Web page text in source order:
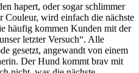
hapert, oder sogar schlimmer
Couleur, wird einfach die nächste
häufig kommen Kunden mit der
letzter Versuch“. Alle
gesetzt, angewandt von einem
Der Hund kommt brav mit